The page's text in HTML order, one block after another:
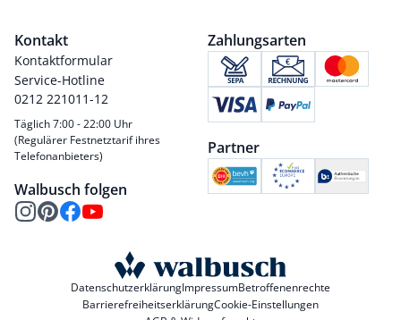
Kontakt
Kontaktformular
Service-Hotline
0212 221011-12
Täglich 7:00 - 22:00 Uhr
(Regulärer Festnetztarif ihres
Telefonanbieters)
Walbusch folgen
Zahlungsarten
Partner
DatenschutzerklärungImpressumBetroffenenrechte
BarrierefreiheitserklärungCookie-Einstellungen